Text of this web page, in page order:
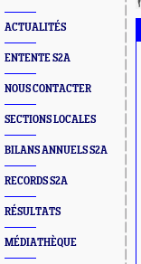
ACTUALITÉS
ENTENTE S2A
NOUS CONTACTER
SECTIONS LOCALES
BILANS ANNUELS S2A
RECORDS S2A
RÉSULTATS
MÉDIATHÈQUE